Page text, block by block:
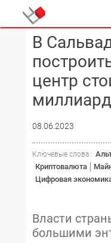
В
центр
08.06.2023
Ключевые слова :
Криптовалюта
Цифровая
Власти
большими